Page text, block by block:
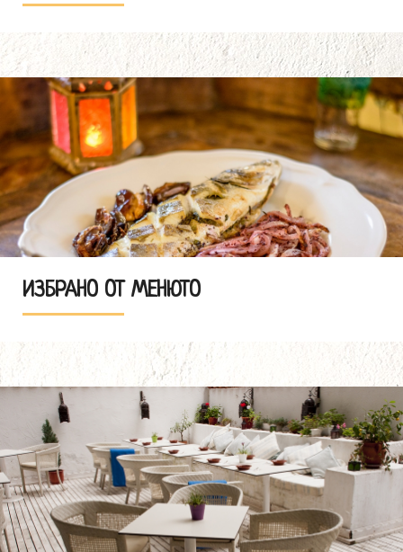
ИЗБРАНО ОТ МЕНЮТО